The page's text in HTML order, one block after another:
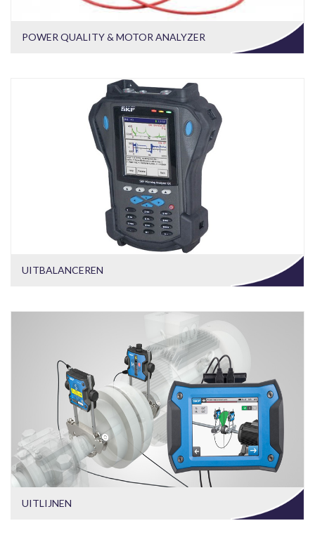
POWER QUALITY & MOTOR ANALYZER
UITBALANCEREN
UITLIJNEN